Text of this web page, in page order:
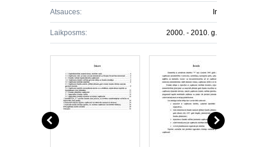
Atsauces: Ir
Laikposms: 2000. - 2010. g.